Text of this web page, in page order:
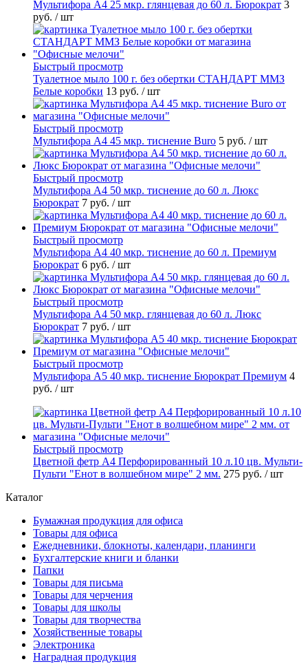
Мультифора А4 25 мкр. глянцевая до 60 л. Бюрократ 3
руб. / шт
Быстрый просмотр
Туалетное мыло 100 г. без обертки СТАНДАРТ ММЗ
Белые коробки 13 руб. / шт
Быстрый просмотр
Мультифора А4 45 мкр. тиснение Buro 5 руб. / шт
Быстрый просмотр
Мультифора А4 50 мкр. тиснение до 60 л. Люкс
Бюрократ 7 руб. / шт
Быстрый просмотр
Мультифора А4 40 мкр. тиснение до 60 л. Премиум
Бюрократ 6 руб. / шт
Быстрый просмотр
Мультифора А4 50 мкр. глянцевая до 60 л. Люкс
Бюрократ 7 руб. / шт
Быстрый просмотр
Мультифора А5 40 мкр. тиснение Бюрократ Премиум 4
руб. / шт
Быстрый просмотр
Цветной фетр А4 Перфорированный 10 л.10 цв. Мульти-
Пульти "Енот в волшебном мире" 2 мм. 275 руб. / шт
Каталог
Бумажная продукция для офиса
Товары для офиса
Ежедневники, блокноты, календари, планинги
Бухгалтерские книги и бланки
Папки
Товары для письма
Товары для черчения
Товары для школы
Товары для творчества
Хозяйственные товары
Электроника
Наградная продукция